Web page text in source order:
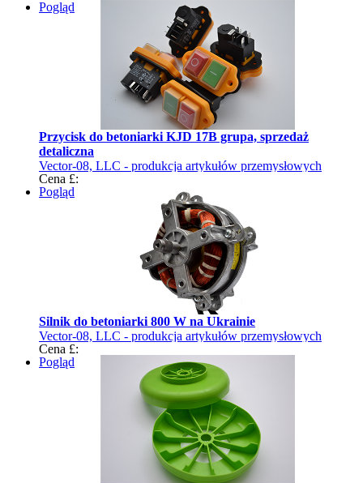
Pogląd
Przycisk do betoniarki KJD 17B grupa, sprzedaż
detaliczna
Vector-08, LLC - produkcja artykułów przemysłowych
Cena £:
Pogląd
Silnik do betoniarki 800 W na Ukrainie
Vector-08, LLC - produkcja artykułów przemysłowych
Cena £:
Pogląd